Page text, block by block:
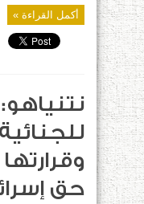
أكمل القراءة »
حق